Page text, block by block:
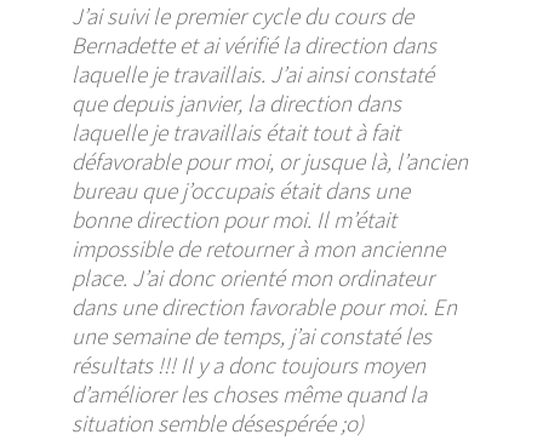
J’ai suivi le premier cycle du cours de
Bernadette et ai vérifié la direction dans
laquelle je travaillais. J’ai ainsi constaté
que depuis janvier, la direction dans
laquelle je travaillais était tout à fait
défavorable pour moi, or jusque là, l’ancien
bureau que j’occupais était dans une
bonne direction pour moi. Il m’était
impossible de retourner à mon ancienne
place. J’ai donc orienté mon ordinateur
dans une direction favorable pour moi. En
une semaine de temps, j’ai constaté les
résultats !!! Il y a donc toujours moyen
d’améliorer les choses même quand la
situation semble désespérée ;o)